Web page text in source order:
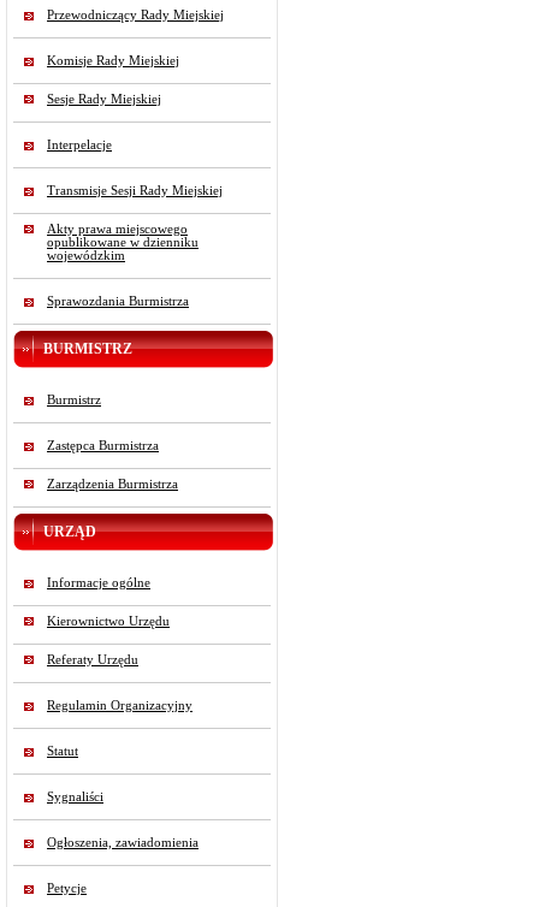
Przewodniczący Rady Miejskiej
Komisje Rady Miejskiej
Sesje Rady Miejskiej
Interpelacje
Transmisje Sesji Rady Miejskiej
Akty prawa miejscowego
opublikowane w dzienniku
wojewódzkim
Sprawozdania Burmistrza
BURMISTRZ
Burmistrz
Zastępca Burmistrza
Zarządzenia Burmistrza
URZĄD
Informacje ogólne
Kierownictwo Urzędu
Referaty Urzędu
Regulamin Organizacyjny
Statut
Sygnaliści
Ogłoszenia, zawiadomienia
Petycje